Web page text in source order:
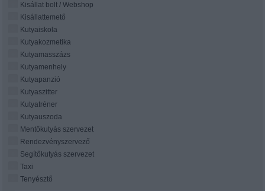
Kisállat bolt / Webshop
Kisállattemető
Kutyaiskola
Kutyakozmetika
Kutyamasszázs
Kutyamenhely
Kutyapanzió
Kutyaszitter
Kutyatréner
Kutyauszoda
Mentőkutyás szervezet
Rendezvényszervező
Segítőkutyás szervezet
Taxi
Tenyésztő